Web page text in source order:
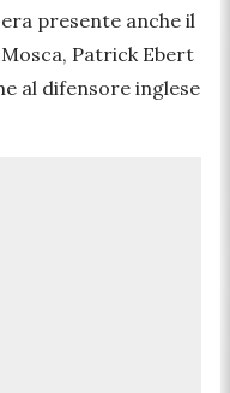
presente anche il
Patrick Ebert
al difensore inglese